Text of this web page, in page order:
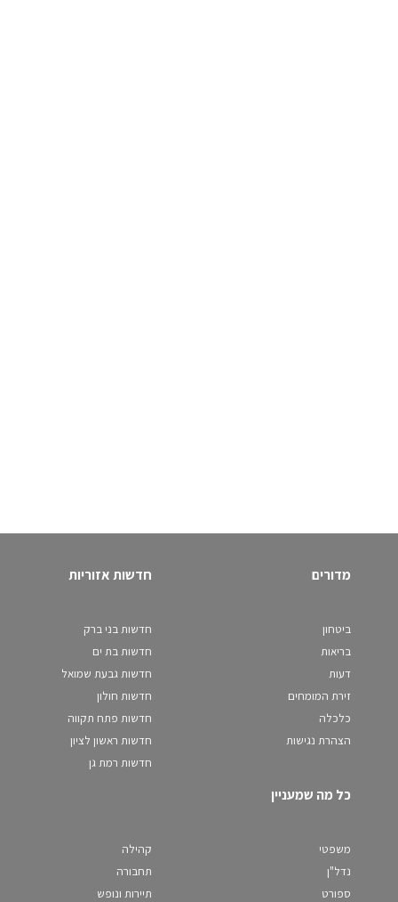
מדורים
ביטחון
בריאות
דעות
זירת המומחים
כלכלה
הצהרת נגישות
חדשות אזוריות
חדשות בני ברק
חדשות בת ים
חדשות גבעת שמואל
חדשות חולון
חדשות פתח תקווה
חדשות ראשון לציון
חדשות רמת גן
כל מה שמעניין
משפטי
נדל"ן
ספורט
קהילה
תחבורה
תיירות ונופש